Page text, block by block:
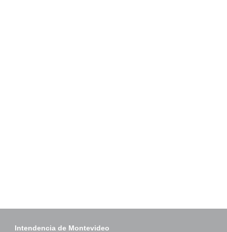
Intendencia de Montevideo